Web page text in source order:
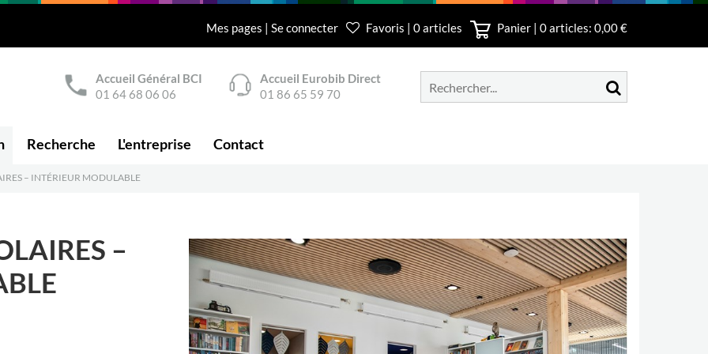
Mes pages | Se connecter Favoris | 0 articles Panier | 0articles: 0,00 €
Accueil Général BCI
01 64 68 06 06
Accueil Eurobib Direct
01 86 65 59 70
Recherche L'entreprise Contact
– INTÉRIEUR MODULABLE
–